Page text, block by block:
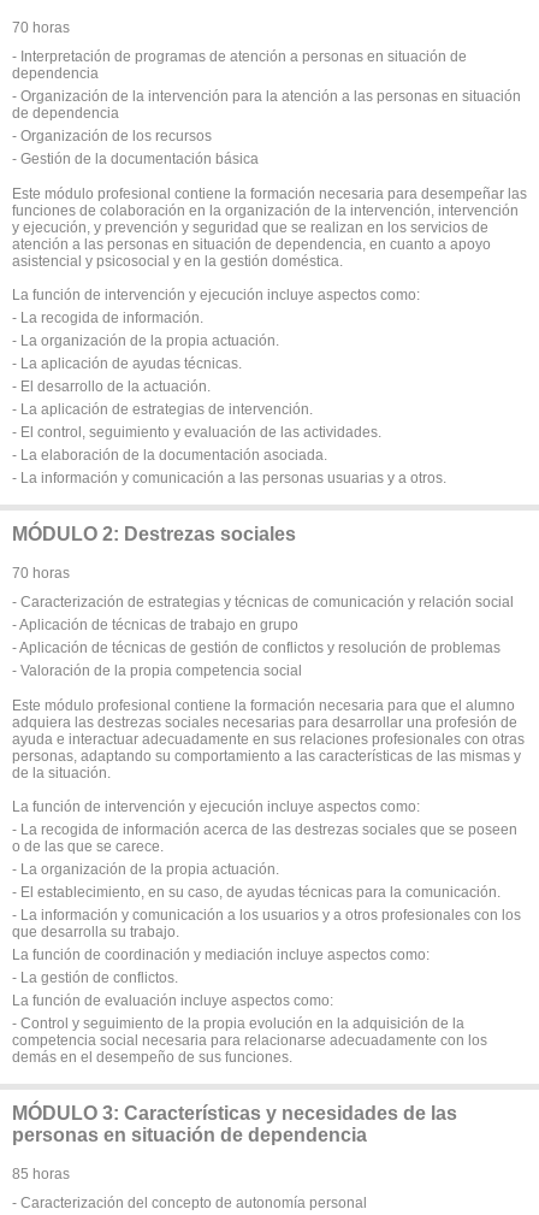
70 horas
- Interpretación de programas de atención a personas en situación de
dependencia
- Organización de la intervención para la atención a las personas en situación
de dependencia
- Organización de los recursos
- Gestión de la documentación básica
Este módulo profesional contiene la formación necesaria para desempeñar las
funciones de colaboración en la organización de la intervención, intervención
y ejecución, y prevención y seguridad que se realizan en los servicios de
atención a las personas en situación de dependencia, en cuanto a apoyo
asistencial y psicosocial y en la gestión doméstica.
La función de intervención y ejecución incluye aspectos como:
- La recogida de información.
- La organización de la propia actuación.
- La aplicación de ayudas técnicas.
- El desarrollo de la actuación.
- La aplicación de estrategias de intervención.
- El control, seguimiento y evaluación de las actividades.
- La elaboración de la documentación asociada.
- La información y comunicación a las personas usuarias y a otros.
MÓDULO 2: Destrezas sociales
70 horas
- Caracterización de estrategias y técnicas de comunicación y relación social
- Aplicación de técnicas de trabajo en grupo
- Aplicación de técnicas de gestión de conflictos y resolución de problemas
- Valoración de la propia competencia social
Este módulo profesional contiene la formación necesaria para que el alumno
adquiera las destrezas sociales necesarias para desarrollar una profesión de
ayuda e interactuar adecuadamente en sus relaciones profesionales con otras
personas, adaptando su comportamiento a las características de las mismas y
de la situación.
La función de intervención y ejecución incluye aspectos como:
- La recogida de información acerca de las destrezas sociales que se poseen
o de las que se carece.
- La organización de la propia actuación.
- El establecimiento, en su caso, de ayudas técnicas para la comunicación.
- La información y comunicación a los usuarios y a otros profesionales con los
que desarrolla su trabajo.
La función de coordinación y mediación incluye aspectos como:
- La gestión de conflictos.
La función de evaluación incluye aspectos como:
- Control y seguimiento de la propia evolución en la adquisición de la
competencia social necesaria para relacionarse adecuadamente con los
demás en el desempeño de sus funciones.
MÓDULO 3: Características y necesidades de las
personas en situación de dependencia
85 horas
- Caracterización del concepto de autonomía personal